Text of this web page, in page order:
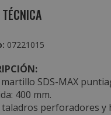
07221015
SDS-MAX
400 mm.
taladros perforadores y